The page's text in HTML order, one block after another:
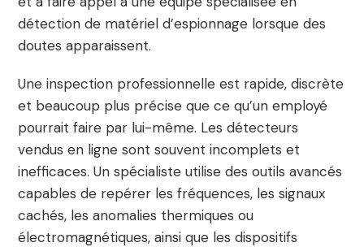
détection de matériel d’espionnage lorsque des
doutes apparaissent.
Une inspection professionnelle est rapide, discrète
et beaucoup plus précise que ce qu’un employé
pourrait faire par lui-même. Les détecteurs
vendus en ligne sont souvent incomplets et
inefficaces. Un spécialiste utilise des outils avancés
capables de repérer les fréquences, les signaux
cachés, les anomalies thermiques ou
électromagnétiques, ainsi que les dispositifs